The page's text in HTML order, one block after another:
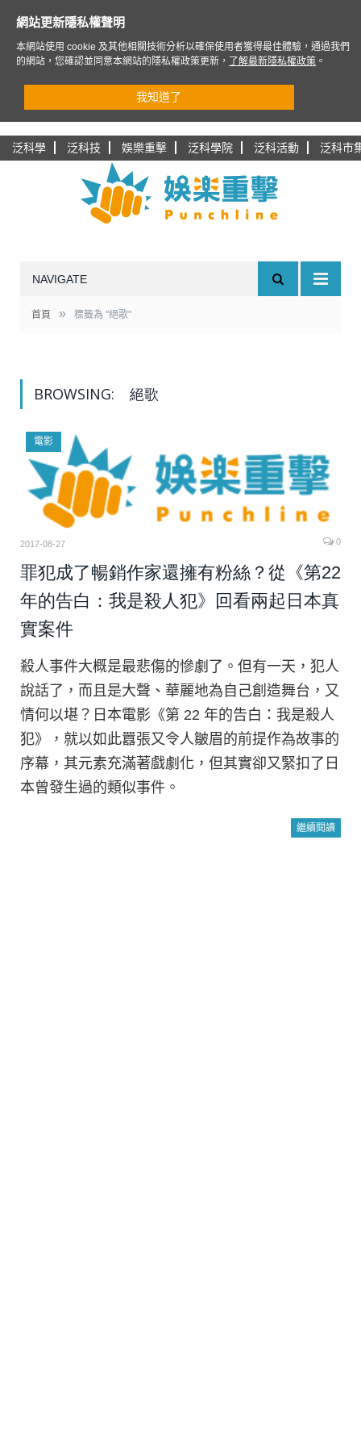
泛科學 泛科技 娛樂重擊 泛科學院 泛科活動 泛科市
NAVIGATE
首頁 » 標籤為 "絕歌"
BROWSING: 絕歌
電影
2017-08-27 0
罪犯成了暢銷作家還擁有粉絲？從《第22
年的告白：我是殺人犯》回看兩起日本真
實案件
殺人事件大概是最悲傷的慘劇了。但有一天，犯人
說話了，而且是大聲、華麗地為自己創造舞台，又
情何以堪？日本電影《第 22 年的告白：我是殺人
犯》，就以如此囂張又令人皺眉的前提作為故事的
序幕，其元素充滿著戲劇化，但其實卻又緊扣了日
本曾發生過的類似事件。
繼續閱讀
網站更新隱私權聲明
本網站使用 cookie 及其他相關技術分析以確保使用者獲得最佳體驗，通過我們
的網站，您確認並同意本網站的隱私權政策更新，
了解最新隱私權政策 。
我知道了